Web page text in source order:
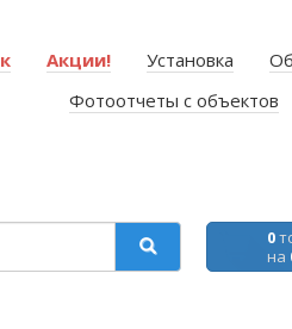
Акции! Установка
Фотоотчеты с объектов
0
на